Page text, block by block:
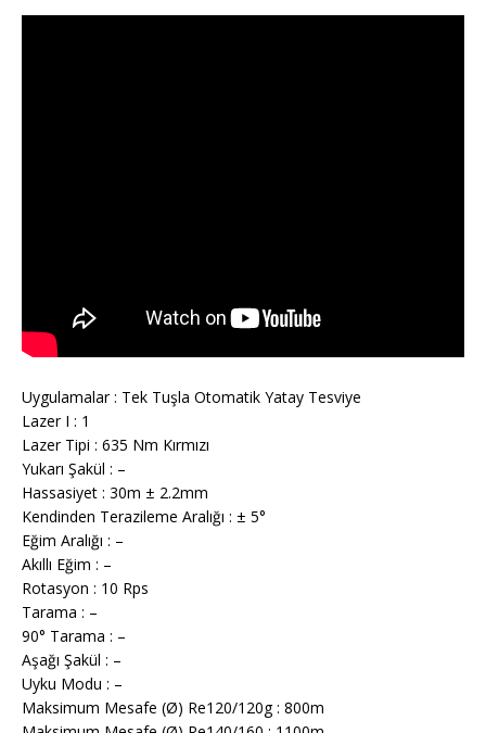
Uygulamalar : Tek Tuşla Otomatik Yatay Tesviye
Lazer I : 1
Lazer Tipi : 635 Nm Kırmızı
Yukarı Şakül : –
Hassasiyet : 30m ± 2.2mm
Kendinden Terazileme Aralığı : ± 5°
Eğim Aralığı : –
Akıllı Eğim : –
Rotasyon : 10 Rps
Tarama : –
90° Tarama : –
Aşağı Şakül : –
Uyku Modu : –
Maksimum Mesafe (Ø) Re120/120g : 800m